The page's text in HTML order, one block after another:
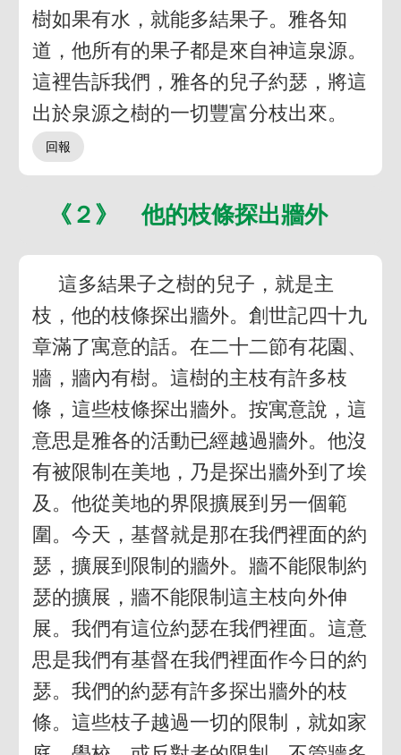
樹如果有水，就能多結果子。雅各知
道，他所有的果子都是來自神這泉源。
這裡告訴我們，雅各的兒子約瑟，將這
出於泉源之樹的一切豐富分枝出來。
《２》 他的枝條探出牆外
這多結果子之樹的兒子，就是主
枝，他的枝條探出牆外。創世記四十九
章滿了寓意的話。在二十二節有花園、
牆，牆內有樹。這樹的主枝有許多枝
條，這些枝條探出牆外。按寓意說，這
意思是雅各的活動已經越過牆外。他沒
有被限制在美地，乃是探出牆外到了埃
及。他從美地的界限擴展到另一個範
圍。今天，基督就是那在我們裡面的約
瑟，擴展到限制的牆外。牆不能限制約
瑟的擴展，牆不能限制這主枝向外伸
展。我們有這位約瑟在我們裡面。這意
思是我們有基督在我們裡面作今日的約
瑟。我們的約瑟有許多探出牆外的枝
條。這些枝子越過一切的限制，就如家